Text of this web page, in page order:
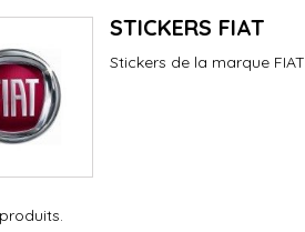
STICKERS FIAT
Stickers de la marque FIAT